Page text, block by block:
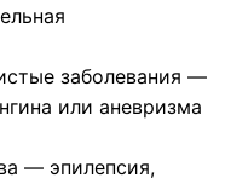
заболевания —
или аневризма
— эпилепсия,